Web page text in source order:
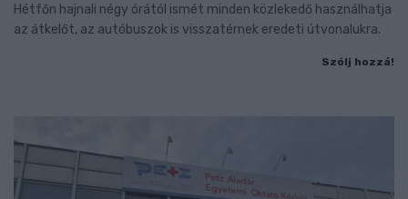
Hétfőn hajnali négy órától ismét minden közlekedő használhatja
az átkelőt, az autóbuszok is visszatérnek eredeti útvonalukra.
Szólj hozzá!